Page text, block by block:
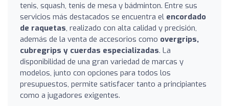
tenis, squash, tenis de mesa y bádminton. Entre sus
servicios más destacados se encuentra el encordado
de raquetas, realizado con alta calidad y precisión,
además de la venta de accesorios como overgrips,
cubregrips y cuerdas especializadas. La
disponibilidad de una gran variedad de marcas y
modelos, junto con opciones para todos los
presupuestos, permite satisfacer tanto a principiantes
como a jugadores exigentes.